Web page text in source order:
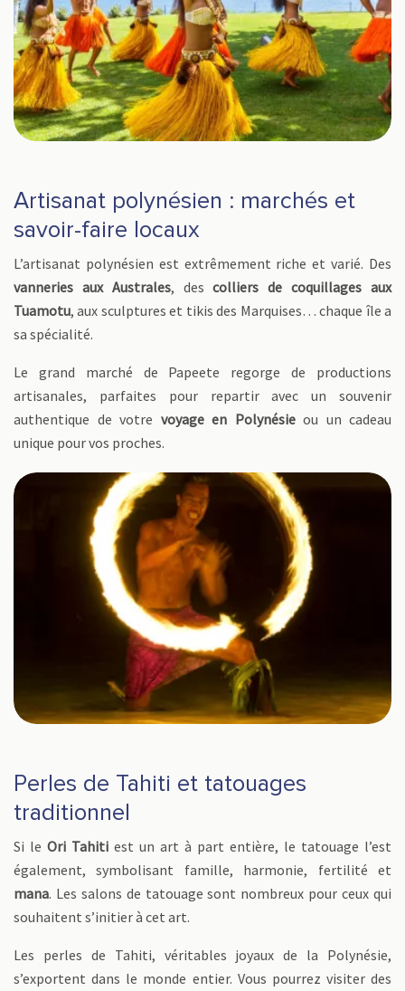
Artisanat polynésien : marchés et
savoir-faire locaux
L’artisanat polynésien est extrêmement riche et varié. Des
vanneries aux Australes, descolliers de coquillages aux
Tuamotu, aux sculptures et tikis des Marquises… chaque île a
sa spécialité.
Le grand marché de Papeete regorge de productions
artisanales, parfaites pour repartir avec un souvenir
authentique de votre voyage en Polynésieou un cadeau
unique pour vos proches.
Perles de Tahiti et tatouages
traditionnel
Si le Ori Tahiti est un art à part entière, le tatouage l’est
également, symbolisant famille, harmonie, fertilité et
mana. Les salons de tatouage sont nombreux pour ceux qui
souhaitent s’initier à cet art.
Les perles de Tahiti, véritables joyaux de la Polynésie,
s’exportent dans le monde entier. Vous pourrez visiter des